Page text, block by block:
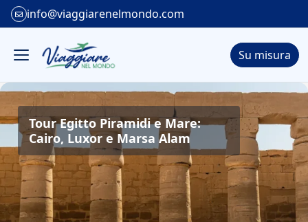
info@viaggiarenelmondo.com
Su misura
Tour Egitto Piramidi e Mare:
Cairo, Luxor e Marsa Alam